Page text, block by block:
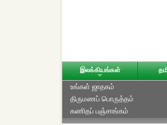
இலக்கியங்கள்
உங்கள் ஜாதகம்
திருமணப் பொருத்தம்
கணிதப் பஞ்சாங்கம்